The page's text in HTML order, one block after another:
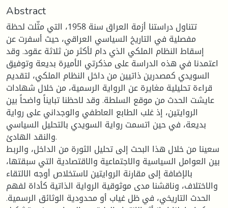
Abstract
تتناول دراستنا أزمة العراق سنة 1958، التي مثّلت لحظة
مفصلية في التاريخ السياسي العراقي، حيث أسفرت عن
إسقاط النظام الملكي الذي دام لأكثر من ثلاثة عقود. وقد
اعتمدنا في هذه الدراسة على مذكرتي الأميرة بديعة وتوفيق
السويدي كمصدرين ذاتيين من داخل النظام الملكي، لتقديم
قراءة تحليلية مغايرة عن الرواية الرسمية، من خلال شهادات
عايشت الحدث من موقع السلطة. وقد لاحظنا تبايناً واضحاً بين
الروايتين، إذ غلب الطابع العاطفي والوجداني على رواية
بديعة، في حين اتسمت رواية السويدي بالتحليل السياسي
والنقد الهادئ.
سعينا من خلال هذا البحث إلى تحليل الثورة من الداخل، والربط
بين العوامل السياسية والاجتماعية والاقتصادية التي سبقتها،
بالإضافة إلى مقارنة الروايتين لاستخلاص أوجه الالتقاء
والاختلاف، وناقشنا مدى موثوقية الرواية الذاتية كأداة لفهم
الحدث التاريخي، في ظل غياب أو محدودية الوثائق الرسمية.